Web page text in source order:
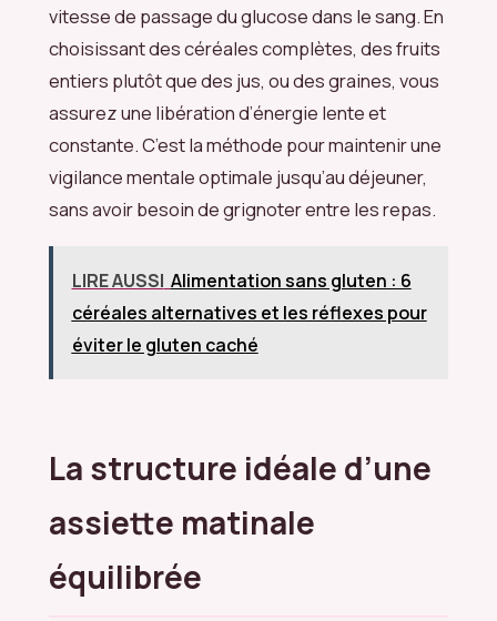
vitesse de passage du glucose dans le sang. En
choisissant des céréales complètes, des fruits
entiers plutôt que des jus, ou des graines, vous
assurez une libération d’énergie lente et
constante. C’est la méthode pour maintenir une
vigilance mentale optimale jusqu’au déjeuner,
sans avoir besoin de grignoter entre les repas.
LIRE AUSSI Alimentation sans gluten : 6
céréales alternatives et les réflexes pour
éviter le gluten caché
La structure idéale d’une
assiette matinale
équilibrée